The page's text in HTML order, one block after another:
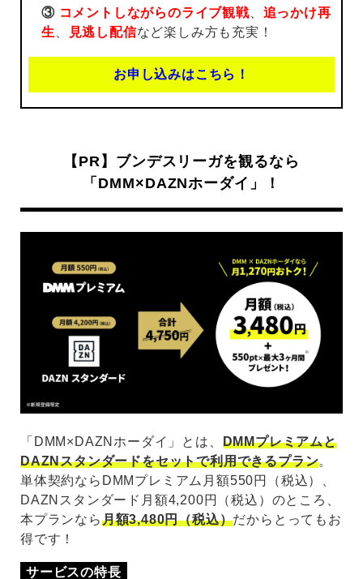
③ コメントしながらのライブ観戦、 追っかけ再
生
見逃し配信など楽しみ方も充実！
お申し込みはこちら！
【PR】ブンデスリーガを観るなら
「DMM×DAZNホーダイ」！
「DMM×DAZNホーダイ」とは、 DMMプレミアムと
DAZNスタンダードをセットで利用できるプラン。
単体契約ならDMMプレミアム月額550円（税込）、
DAZNスタンダード月額4,200円（税込）のところ、
本プランなら月額3,480円（税込）だからとってもお
得です！